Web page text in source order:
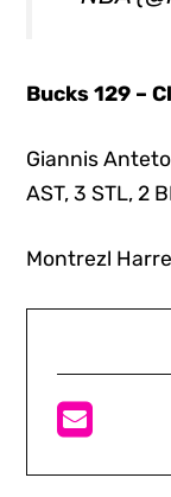
Bucks 129 –
Giannis
AST, 3 STL, 2
Montrezl